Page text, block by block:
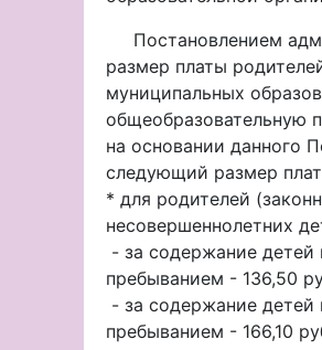
Постановлением
размер платы
муниципальных
общеобразовательную
на основании данного
следующий размер
* для родителей
несовершеннолетних
- за содержание детей
пребыванием - 136,50
- за содержание детей
пребыванием - 166,10